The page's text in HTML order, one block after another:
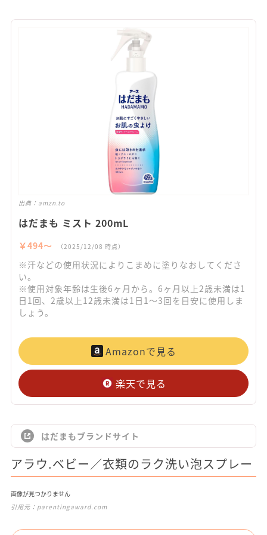
出典： amzn.to
はだまも ミスト 200mL
￥494〜 （2025/12/08 時点）
※汗などの使用状況によりこまめに塗りなおしてくださ
い。
※使用対象年齢は生後6ヶ月から。6ヶ月以上2歳未満は1
日1回、2歳以上12歳未満は1日1～3回を目安に使用しま
しょう。
Amazonで見る
楽天で見る
はだまもブランドサイト
アラウ.ベビー／衣類のラク洗い泡スプレー
画像が見つかりません
引用元： parentingaward.com